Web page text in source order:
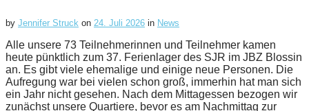
by Jennifer Struck on 24. Juli 2026 in News
Alle unsere 73 Teilnehmerinnen und Teilnehmer kamen
heute pünktlich zum 37. Ferienlager des SJR im JBZ Blossin
an. Es gibt viele ehemalige und einige neue Personen. Die
Aufregung war bei vielen schon groß, immerhin hat man sich
ein Jahr nicht gesehen. Nach dem Mittagessen bezogen wir
zunächst unsere Quartiere, bevor es am Nachmittag zur